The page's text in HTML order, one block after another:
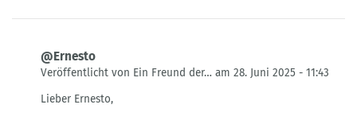
@Ernesto
Veröffentlicht von Ein Freund der… am 28. Juni 2025 - 11:43
auf
Lieber Ernesto,